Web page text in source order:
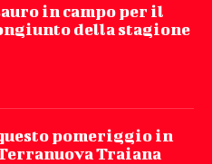
in campo per il
della stagione
pomeriggio in
Traiana